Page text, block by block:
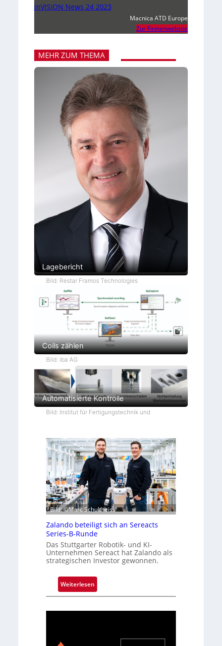
inVISION News 24 2023
Macnica ATD Europe
Zur Firmenwebsite
MEHR ZUM THEMA
Lagebericht
Bild: Restar Framos Technologies
Coils zählen
Bild: iba AG
Automatisierte Kontrolle
Bild: Institut für Fertigungstechnik und
Bild: ©Marc Schultheiss
Zalando beteiligt sich an Sereacts
Series-B-Runde
Das Stuttgarter Robotik- und KI-
Unternehmen Sereact hat Zalando als
strategischen Investor gewonnen.
Weiterlesen:
Z